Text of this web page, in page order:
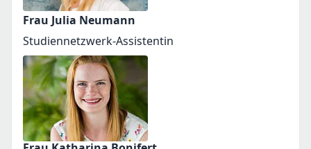
Frau Julia Neumann
Studiennetzwerk-Assistentin